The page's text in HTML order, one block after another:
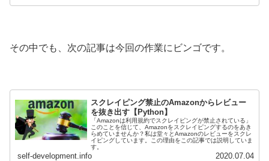
その中でも、次の記事は今回の作業にビンゴです。
スクレイピング禁止のAmazonからレビュー
を抜き出す【Python】
「Amazonは利用規約でスクレイピングが禁止されている」
このことを信じて、Amazonをスクレイピングするのをあき
らめていませんか？私は堂々とAmazonのレビューをスクレ
イピングしています。この理由をこの記事では説明していま
す。
self-development.info 2020.07.04